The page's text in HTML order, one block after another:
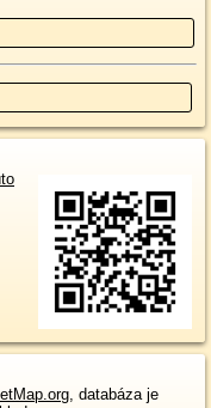
, databáza je